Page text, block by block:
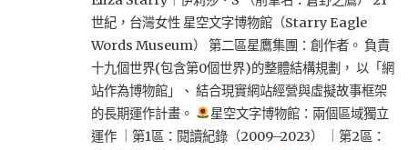
世紀，台灣女性 星空文字博物館（Starry Eagle
Words Museum） 第二區星鷹集團：創作者。 負責
十九個世界(包含第0個世界)的整體結構規劃， 以「網
站作為博物館」、 結合現實網站經營與虛擬故事框架
的長期運作計畫。
星空文字博物館：兩個區域獨立
運作 ｜第1區：閱讀紀錄（2009–2023） ｜第2區：